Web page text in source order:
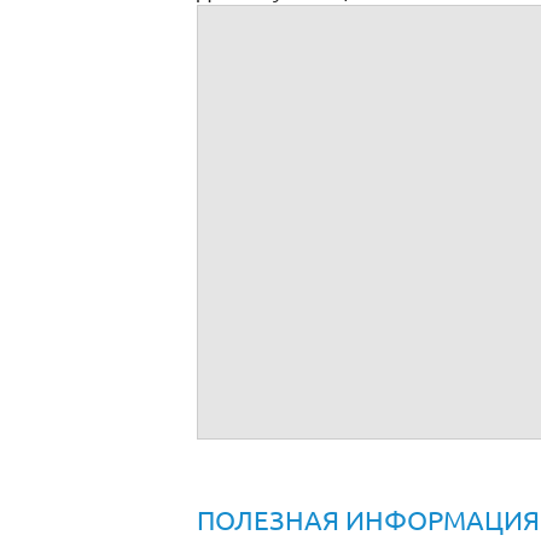
ПОЛЕЗНАЯ ИНФОРМАЦИЯ